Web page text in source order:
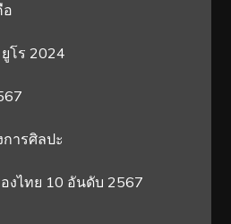
อ
โร 2024
ารศิลปะ
งไทย 10 อันดับ 2567